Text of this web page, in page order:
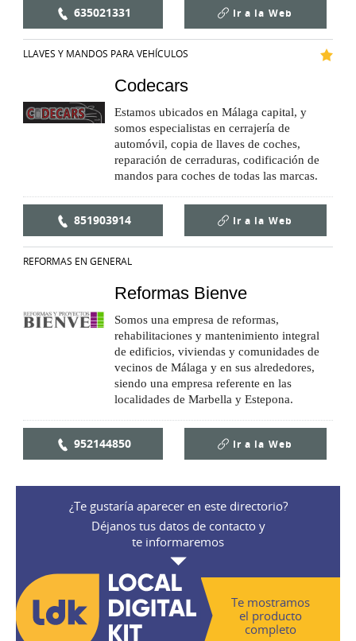
635021331 Ir a la Web
LLAVES Y MANDOS PARA VEHÍCULOS
Codecars
Estamos ubicados en Málaga capital, y
somos especialistas en cerrajería de
automóvil, copia de llaves de coches,
reparación de cerraduras, codificación de
mandos para coches de todas las marcas.
851903914 Ir a la Web
REFORMAS EN GENERAL
Reformas Bienve
Somos una empresa de reformas,
rehabilitaciones y mantenimiento integral
de edificios, viviendas y comunidades de
vecinos de Málaga y en sus alrededores,
siendo una empresa referente en las
localidades de Marbella y Estepona.
952144850 Ir a la Web
¿Te gustaría aparecer en este directorio?
Déjanos tus datos de contacto y
te informaremos
Te mostramos
el producto
completo